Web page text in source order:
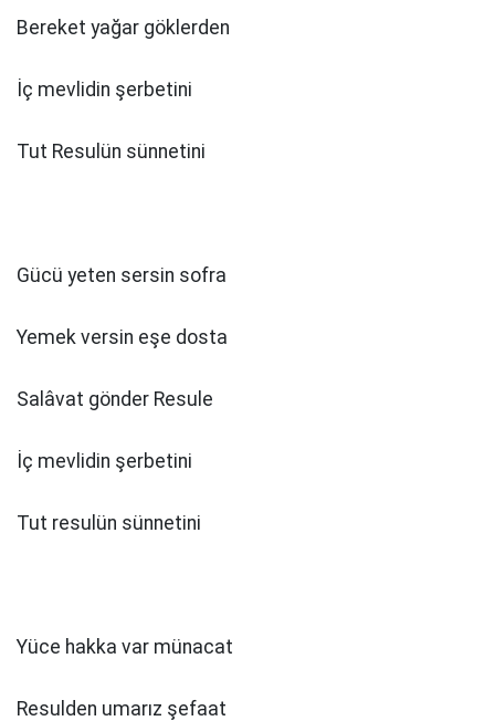
Bereket yağar göklerden
İç mevlidin şerbetini
Tut Resulün sünnetini
Gücü yeten sersin sofra
Yemek versin eşe dosta
Salâvat gönder Resule
İç mevlidin şerbetini
Tut resulün sünnetini
Yüce hakka var münacat
Resulden umarız şefaat